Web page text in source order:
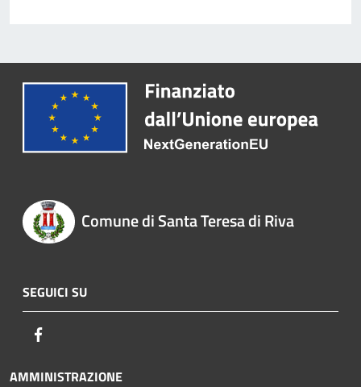
Comune di Santa Teresa di Riva
SEGUICI SU
AMMINISTRAZIONE